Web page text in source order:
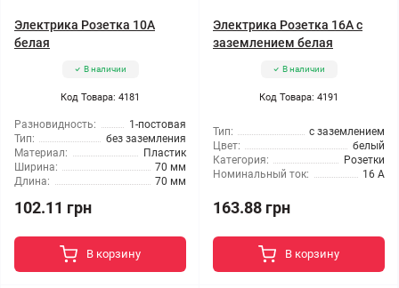
Электрика Розетка 10А
белая
В наличии
Код Товара: 4181
Разновидность:
1-постовая
Тип:
без заземления
Материал:
Пластик
Ширина:
70 мм
Длина:
70 мм
102.11 грн
В корзину
Электрика Розетка 16А с
заземлением белая
В наличии
Код Товара: 4191
Тип:
с заземлением
Цвет:
белый
Категория:
Розетки
Номинальный ток:
16 А
163.88 грн
В корзину